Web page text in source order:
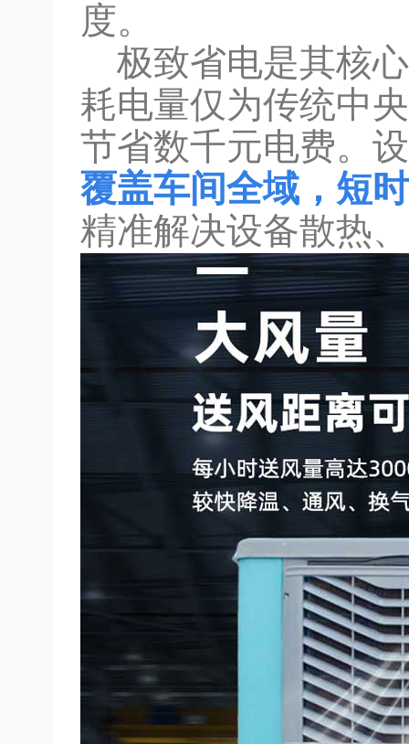
度。
极致省电是其核
耗电量仅为传统中
节省数千元电费。
覆盖车间全域，短
精准解决设备散热